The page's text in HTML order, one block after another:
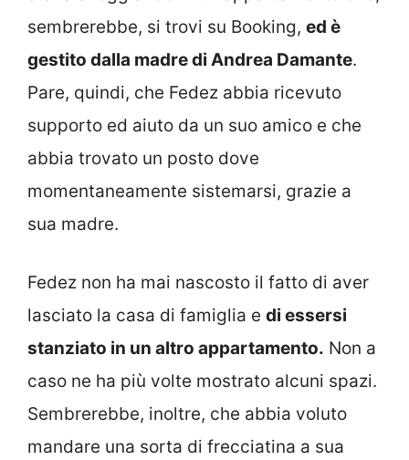
sembrerebbe, si trovi su Booking, ed è
gestito dalla madre di Andrea Damante.
Pare, quindi, che Fedez abbia ricevuto
supporto ed aiuto da un suo amico e che
abbia trovato un posto dove
momentaneamente sistemarsi, grazie a
sua madre.
Fedez non ha mai nascosto il fatto di aver
lasciato la casa di famiglia e di essersi
stanziato in un altro appartamento. Non a
caso ne ha più volte mostrato alcuni spazi.
Sembrerebbe, inoltre, che abbia voluto
mandare una sorta di frecciatina a sua